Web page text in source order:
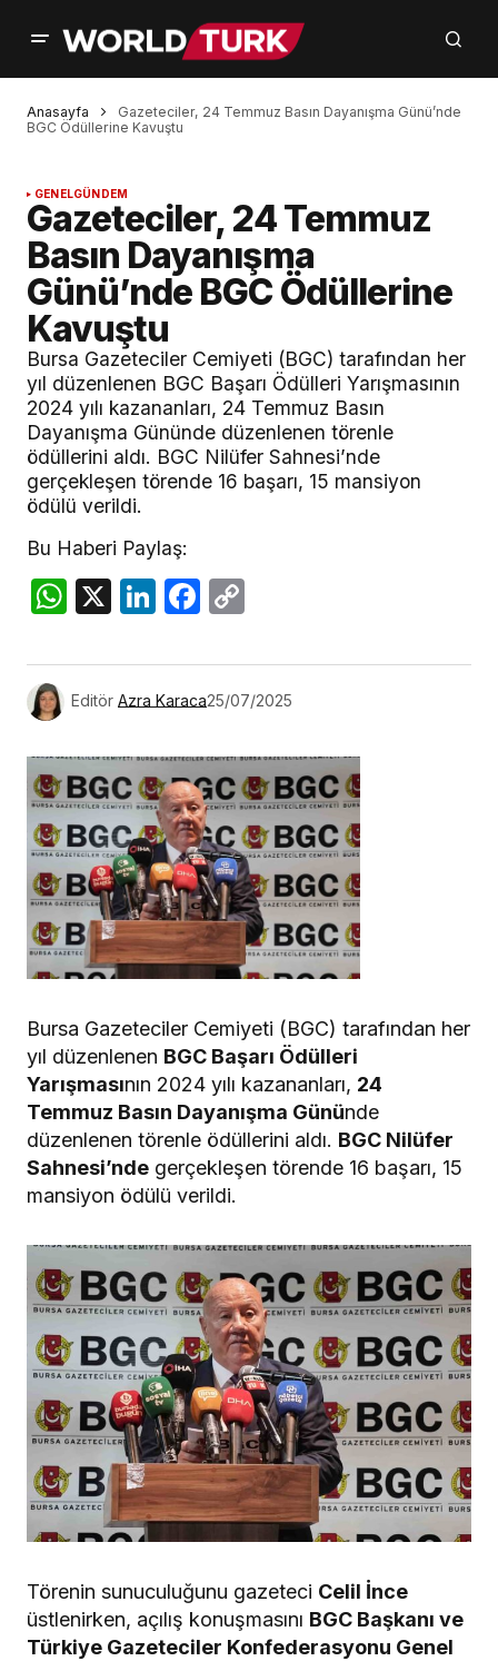
Anasayfa
Gazeteciler, 24 Temmuz Basın Dayanışma Günü’nde
BGC Ödüllerine Kavuştu
GENELGÜNDEM
Gazeteciler, 24 Temmuz
Basın Dayanışma
Günü’nde BGC Ödüllerine
Kavuştu
Bursa Gazeteciler Cemiyeti (BGC) tarafından her
yıl düzenlenen BGC Başarı Ödülleri Yarışmasının
2024 yılı kazananları, 24 Temmuz Basın
Dayanışma Gününde düzenlenen törenle
ödüllerini aldı. BGC Nilüfer Sahnesi’nde
gerçekleşen törende 16 başarı, 15 mansiyon
ödülü verildi.
Bu Haberi Paylaş:
WhatsApp
X LinkedIn
Facebook
Editör Azra Karaca25/07/2025
Bursa Gazeteciler Cemiyeti (BGC) tarafından her
yıl düzenlenen BGC Başarı Ödülleri
Yarışmasının 2024 yılı kazananları, 24
Temmuz Basın Dayanışma Gününde
düzenlenen törenle ödüllerini aldı. BGC Nilüfer
Sahnesi’nde gerçekleşen törende 16 başarı, 15
mansiyon ödülü verildi.
Törenin sunuculuğunu gazeteci Celil İnce
üstlenirken, açılış konuşmasını BGC Başkanı ve
Türkiye Gazeteciler Konfederasyonu Genel